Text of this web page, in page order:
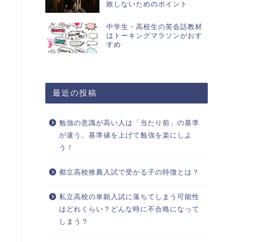
敗しないためのポイント
中学生・高校生の英会話教材
はトーキングマラソンがおす
すめ
最近の投稿
勉強の意識が高い人は「当たり前」の基準
が違う。基準値を上げて勉強を楽にしよ
う！
都立高校推薦入試で受かる子の特徴とは？
私立高校の単願入試に落ちてしまう可能性
はどれくらい？どんな時に不合格になって
しまう？